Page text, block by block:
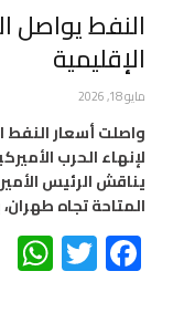
النفط يواصل
الإقليمية
مايو 18, 2026
واصلت أسعار النفط
لإنهاء الحرب
يناقش الرئيس
المتاحة تجاه